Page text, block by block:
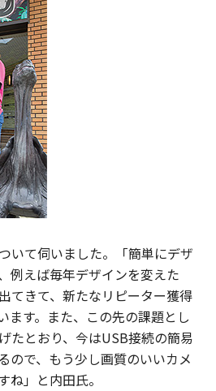
いて伺いました。「簡単にデザ
例えば毎年デザインを変えた
てきて、新たなリピーター獲得
ます。また、この先の課題とし
たとおり、今はUSB接続の簡易
ので、もう少し画質のいいカメ
ね」と内田氏。